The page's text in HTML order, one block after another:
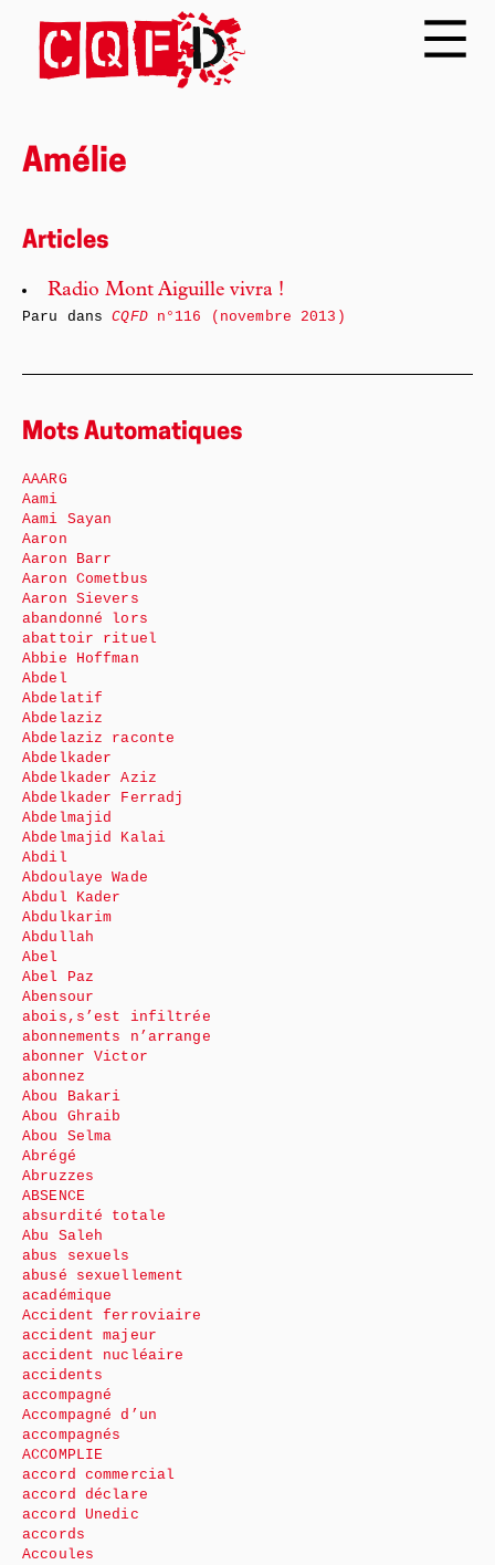
Amélie
Articles
Radio Mont Aiguille vivra !
Paru dansCQFDn°116 (novembre 2013)
Mots Automatiques
AAARG
Aami
Aami Sayan
Aaron
Aaron Barr
Aaron Cometbus
Aaron Sievers
abandonné lors
abattoir rituel
Abbie Hoffman
Abdel
Abdelatif
Abdelaziz
Abdelaziz raconte
Abdelkader
Abdelkader Aziz
Abdelkader Ferradj
Abdelmajid
Abdelmajid Kalai
Abdil
Abdoulaye Wade
Abdul Kader
Abdulkarim
Abdullah
Abel
Abel Paz
Abensour
abois,s’est infiltrée
abonnements n’arrange
abonner Victor
abonnez
Abou Bakari
Abou Ghraib
Abou Selma
Abrégé
Abruzzes
ABSENCE
absurdité totale
Abu Saleh
abus sexuels
abusé sexuellement
académique
Accident ferroviaire
accident majeur
accident nucléaire
accidents
accompagné
Accompagné d’un
accompagnés
ACCOMPLIE
accord commercial
accord déclare
accord Unedic
accords
Accoules